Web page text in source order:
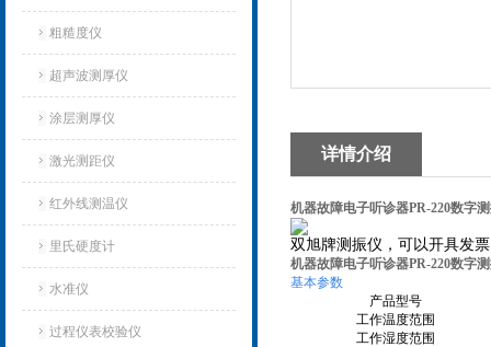
粗糙度仪
超声波测厚仪
涂层测厚仪
激光测距仪
红外线测温仪
里氏硬度计
水准仪
过程仪表校验仪
详情介绍
机器故障电子听诊器PR-220数字
双旭牌测振仪，可以开具发
机器故障电子听诊器PR-220数字
基本参数
产品型号
工作温度范围
工作湿度范围